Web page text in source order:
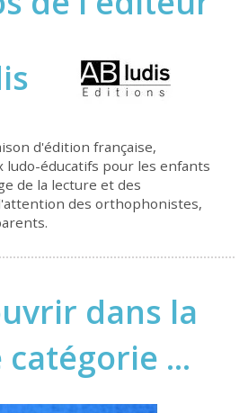
d'édition française,
ludo-éducatifs pour les enfants
de la lecture et des
des orthophonistes,
dans la
catégorie ...